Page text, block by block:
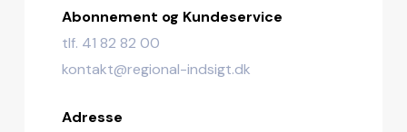
Abonnement og Kundeservice
tlf. 41 82 82 00
kontakt@regional-indsigt.dk
Adresse